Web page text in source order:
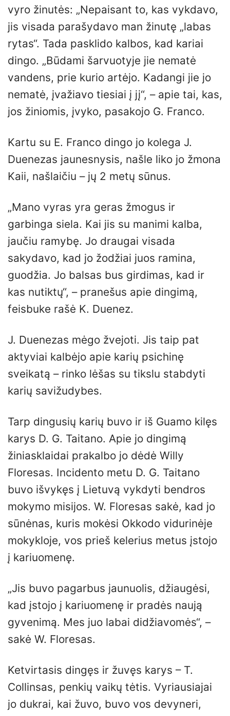
vyro žinutės: „Nepaisant to, kas vykdavo,
jis visada parašydavo man žinutę „labas
rytas“. Tada pasklido kalbos, kad kariai
dingo. „Būdami šarvuotyje jie nematė
vandens, prie kurio artėjo. Kadangi jie jo
nematė, įvažiavo tiesiai į jį“, – apie tai, kas,
jos žiniomis, įvyko, pasakojo G. Franco.
Kartu su E. Franco dingo jo kolega J.
Duenezas jaunesnysis, našle liko jo žmona
Kaii, našlaičiu – jų 2 metų sūnus.
„Mano vyras yra geras žmogus ir
garbinga siela. Kai jis su manimi kalba,
jaučiu ramybę. Jo draugai visada
sakydavo, kad jo žodžiai juos ramina,
guodžia. Jo balsas bus girdimas, kad ir
kas nutiktų“, – pranešus apie dingimą,
feisbuke rašė K. Duenez.
J. Duenezas mėgo žvejoti. Jis taip pat
aktyviai kalbėjo apie karių psichinę
sveikatą – rinko lėšas su tikslu stabdyti
karių savižudybes.
Tarp dingusių karių buvo ir iš Guamo kilęs
karys D. G. Taitano. Apie jo dingimą
žiniasklaidai prakalbo jo dėdė Willy
Floresas. Incidento metu D. G. Taitano
buvo išvykęs į Lietuvą vykdyti bendros
mokymo misijos. W. Floresas sakė, kad jo
sūnėnas, kuris mokėsi Okkodo vidurinėje
mokykloje, vos prieš kelerius metus įstojo
į kariuomenę.
„Jis buvo pagarbus jaunuolis, džiaugėsi,
kad įstojo į kariuomenę ir pradės naują
gyvenimą. Mes juo labai didžiavomės“, –
sakė W. Floresas.
Ketvirtasis dingęs ir žuvęs karys – T.
Collinsas, penkių vaikų tėtis. Vyriausiajai
jo dukrai, kai žuvo, buvo vos devyneri,